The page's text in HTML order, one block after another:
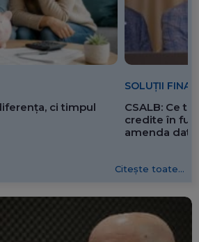
ci timpul
SOLUȚII
CSALB: Ce
credite în
amenda
Citește toate...